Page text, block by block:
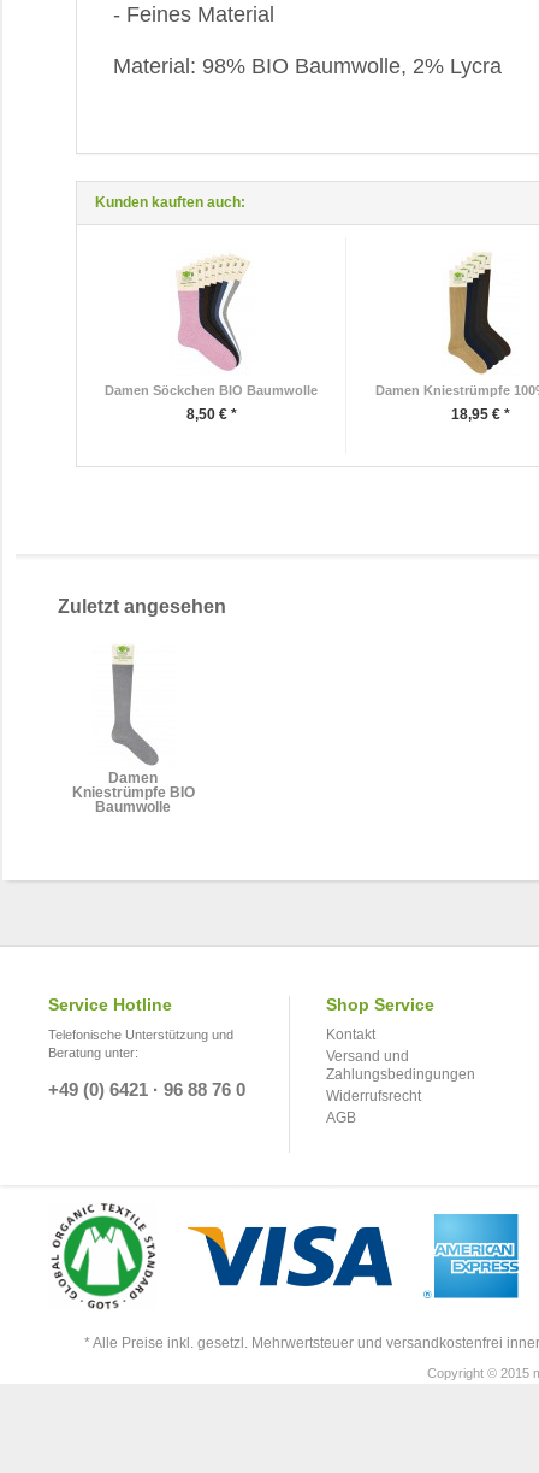
- Feines Material
Material: 98% BIO Baumwolle, 2% Lycra
Kunden kauften auch:
Damen Söckchen BIO Baumwolle
8,50 € *
Damen Kniestrümpfe
18,95 € *
Zuletzt angesehen
Damen
Kniestrümpfe BIO
Baumwolle
Service Hotline
Telefonische Unterstützung und
Beratung unter:
+49 (0) 6421 · 96 88 76 0
Shop Service
Kontakt
Versand und
Zahlungsbedingungen
Widerrufsrecht
AGB
* Alle Preise inkl. gesetzl. Mehrwertsteuer und versandkostenfrei
Copyright © 2015